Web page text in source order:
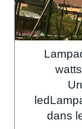
dans